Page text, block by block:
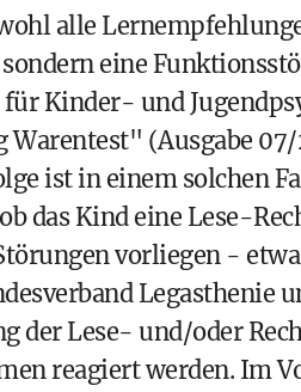
alle
eine
für Kinder- und
Warentest" (Ausgabe
ist in einem solchen
das Kind eine Lese-
vorliegen -
Legasthenie
der Lese- und/oder
reagiert werden. Im